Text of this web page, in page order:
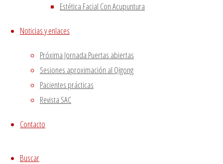
Estética Facial Con Acupuntura
Noticias y enlaces
Próxima Jornada Puertas abiertas
Sesiones aproximación al Qigong
Pacientes prácticas
Revista SAC
Contacto
Buscar